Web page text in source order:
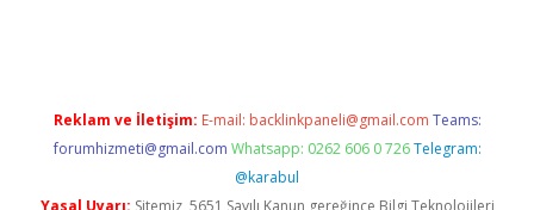
Reklam ve İletişim: E-mail: backlinkpaneli@gmail.com Teams:
forumhizmeti@gmail.com Whatsapp: 0262 606 0 726 Telegram:
@karabul
Yasal Uyarı: Sitemiz, 5651 Sayılı Kanun gereğince Bilgi Teknolojileri